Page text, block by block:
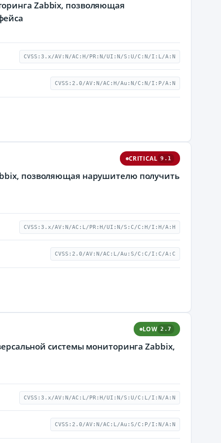
Zabbix, позволяющая
CVSS:3.x/AV:N/AC:H/PR:N/UI:N/S:U/C:N/I:L/A:N
CVSS:2.0/AV:N/AC:H/Au:N/C:N/I:P/A:N
CRITICAL 9.1
позволяющая нарушителю получить
CVSS:3.x/AV:N/AC:L/PR:H/UI:N/S:C/C:H/I:H/A:H
CVSS:2.0/AV:N/AC:L/Au:S/C:C/I:C/A:C
LOW 2.7
системы мониторинга Zabbix,
CVSS:3.x/AV:N/AC:L/PR:H/UI:N/S:U/C:L/I:N/A:N
CVSS:2.0/AV:N/AC:L/Au:S/C:P/I:N/A:N